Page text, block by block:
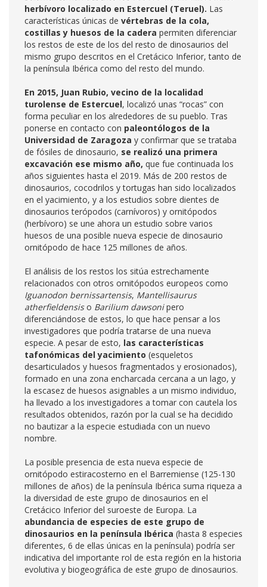
herbívoro localizado en Estercuel (Teruel). Las
características únicas de vértebras de la cola,
costillas y huesos de la cadera permiten diferenciar
los restos de este de los del resto de dinosaurios del
mismo grupo descritos en el Cretácico Inferior, tanto de
la península Ibérica como del resto del mundo.
En 2015, Juan Rubio, vecino de la localidad
turolense de Estercuel, localizó unas “rocas” con
forma peculiar en los alrededores de su pueblo. Tras
ponerse en contacto con paleontólogos de la
Universidad de Zaragoza y confirmar que se trataba
de fósiles de dinosaurio, se realizó una primera
excavación ese mismo año, que fue continuada los
años siguientes hasta el 2019. Más de 200 restos de
dinosaurios, cocodrilos y tortugas han sido localizados
en el yacimiento, y a los estudios sobre dientes de
dinosaurios terópodos (carnívoros) y ornitópodos
(herbívoro) se une ahora un estudio sobre varios
huesos de una posible nueva especie de dinosaurio
ornitópodo de hace 125 millones de años.
El análisis de los restos los sitúa estrechamente
relacionados con otros ornitópodos europeos como
Iguanodon bernissartensis, Mantellisaurus
atherfieldensiso Barilium dawsonipero
diferenciándose de estos, lo que hace pensar a los
investigadores que podría tratarse de una nueva
especie. A pesar de esto, las características
tafonómicas del yacimiento (esqueletos
desarticulados y huesos fragmentados y erosionados),
formado en una zona encharcada cercana a un lago, y
la escasez de huesos asignables a un mismo individuo,
ha llevado a los investigadores a tomar con cautela los
resultados obtenidos, razón por la cual se ha decidido
no bautizar a la especie estudiada con un nuevo
nombre.
La posible presencia de esta nueva especie de
ornitópodo estiracosterno en el Barremiense (125-130
millones de años) de la península Ibérica suma riqueza a
la diversidad de este grupo de dinosaurios en el
Cretácico Inferior del suroeste de Europa. La
abundancia de especies de este grupo de
dinosaurios en la península Ibérica (hasta 8 especies
diferentes, 6 de ellas únicas en la península) podría ser
indicativa del importante rol de esta región en la historia
evolutiva y biogeográfica de este grupo de dinosaurios.